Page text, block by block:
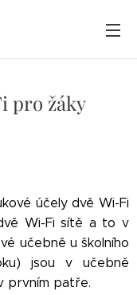
pro žáky
účely dvě Wi-Fi
Wi-Fi sítě a to v
učebně u školního
jsou v učebně
prvním patře.